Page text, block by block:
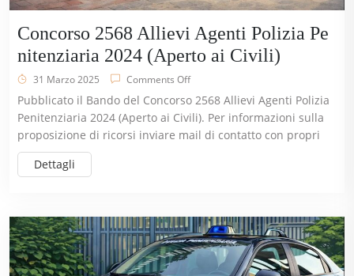
Concorso 2568 Allievi Agenti Polizia Pe
nitenziaria 2024 (Aperto ai Civili)
31 Marzo 2025 Comments Off
Pubblicato il Bando del Concorso 2568 Allievi Agenti Polizia
Penitenziaria 2024 (Aperto ai Civili). Per informazioni sulla
proposizione di ricorsi inviare mail di contatto con propri
Dettagli